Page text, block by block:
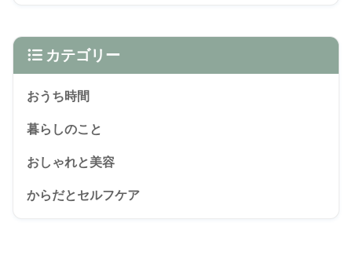
カテゴリー
おうち時間
暮らしのこと
おしゃれと美容
からだとセルフケア